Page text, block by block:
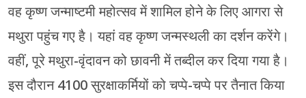
वह कृष्‍ण जन्‍माष्‍टमी महोत्‍सव में शामिल होने के लिए आगरा से
मथुरा पहुंच गए है। यहां वह कृष्‍ण जन्मस्थली का दर्शन करेंगे।
वहीं, पूरे मथुरा-वृंदावन को छावनी में तब्‍दील कर दिया गया है।
इस दौरान 4100 सुरक्षाकर्मियों को चप्‍पे-चप्‍पे पर तैनात किया